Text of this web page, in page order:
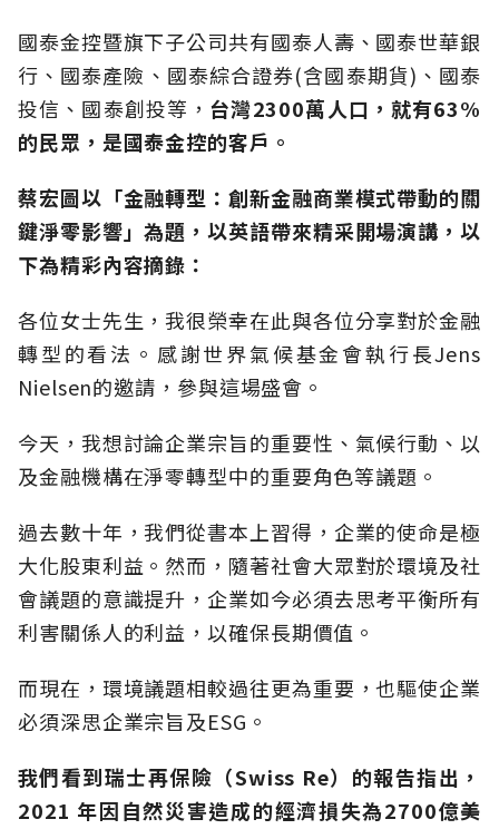
國泰金控暨旗下子公司共有國泰人壽、國泰世華銀
行、國泰產險、國泰綜合證券(含國泰期貨)、國泰
投信、國泰創投等， 台灣2300萬人口，就有63%
的民眾，是國泰金控的客戶。
蔡宏圖以「金融轉型：創新金融商業模式帶動的關
鍵淨零影響」為題，以英語帶來精采開場演講，以
下為精彩內容摘錄：
各位女士先生，我很榮幸在此與各位分享對於金融
轉型的看法。感謝世界氣候基金會執行長Jens
Nielsen的邀請，參與這場盛會。
今天，我想討論企業宗旨的重要性、氣候行動、以
及金融機構在淨零轉型中的重要角色等議題。
過去數十年，我們從書本上習得，企業的使命是極
大化股東利益。然而，隨著社會大眾對於環境及社
會議題的意識提升，企業如今必須去思考平衡所有
利害關係人的利益，以確保長期價值。
而現在，環境議題相較過往更為重要，也驅使企業
必須深思企業宗旨及ESG。
我們看到瑞士再保險（Swiss Re）的報告指出，
2021 年因自然災害造成的經濟損失為2700億美